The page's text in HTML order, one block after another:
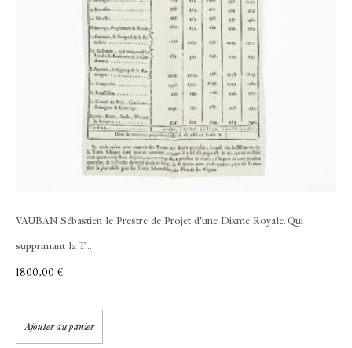
VAUBAN Sébastien le Prestre de Projet d'une Dixme Royale. Qui
supprimant la T...
1800,00 €
Ajouter au panier